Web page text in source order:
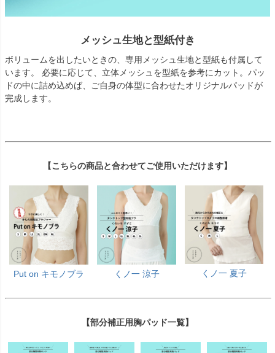
メッシュ生地と型紙付き
ボリュームを出したいときの、専用メッシュ生地と型紙も付属して
います。 必要に応じて、立体メッシュを型紙を参考にカット。パッ
ドの中に詰め込めば、ご自身の体型に合わせたオリジナルパッドが
完成します。
【こちらの商品と合わせてご使用いただけます】
Put on キモノブラ くノ一 涼子 くノ一 夏子
【部分補正用胸パッド一覧】